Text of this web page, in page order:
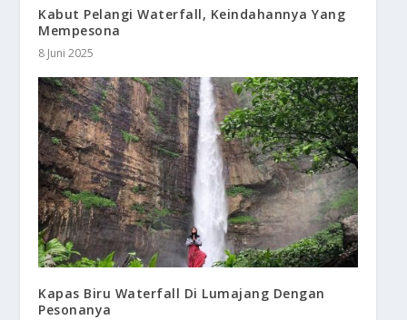
Kabut Pelangi Waterfall, Keindahannya Yang
Mempesona
8 Juni 2025
Kapas Biru Waterfall Di Lumajang Dengan
Pesonanya